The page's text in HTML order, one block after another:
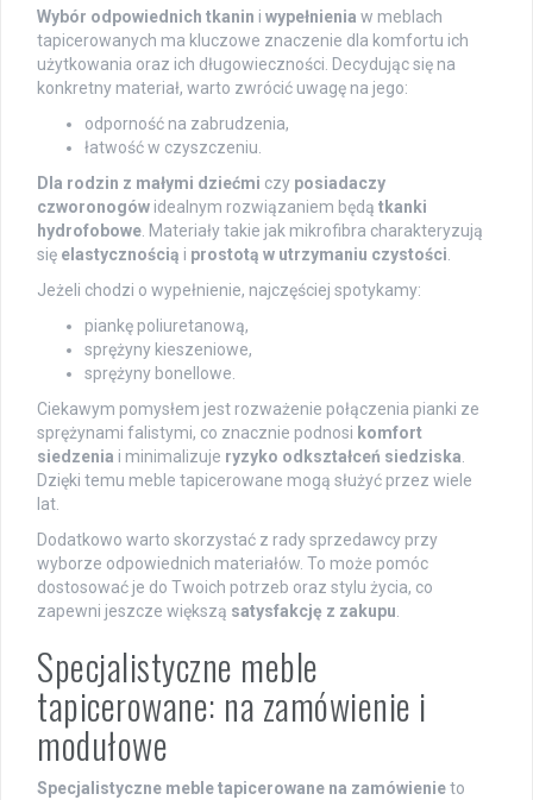
Wybór odpowiednich tkanin i wypełnienia w meblach
tapicerowanych ma kluczowe znaczenie dla komfortu ich
użytkowania oraz ich długowieczności. Decydując się na
konkretny materiał, warto zwrócić uwagę na jego:
odporność na zabrudzenia,
łatwość w czyszczeniu.
Dla rodzin z małymi dziećmi czy posiadaczy
czworonogów idealnym rozwiązaniem będą tkanki
hydrofobowe . Materiały takie jak mikrofibra charakteryzują
się elastycznością i prostotą w utrzymaniu czystości
Jeżeli chodzi o wypełnienie, najczęściej spotykamy:
piankę poliuretanową,
sprężyny kieszeniowe,
sprężyny bonellowe.
Ciekawym pomysłem jest rozważenie połączenia pianki ze
sprężynami falistymi, co znacznie podnosi komfort
siedzenia i minimalizuje ryzyko odkształceń siedziska
Dzięki temu meble tapicerowane mogą służyć przez wiele
lat.
Dodatkowo warto skorzystać z rady sprzedawcy przy
wyborze odpowiednich materiałów. To może pomóc
dostosować je do Twoich potrzeb oraz stylu życia, co
zapewni jeszcze większą satysfakcję z zakupu
Specjalistyczne meble
tapicerowane: na zamówienie i
modułowe
Specjalistyczne meble tapicerowane na zamówienieto